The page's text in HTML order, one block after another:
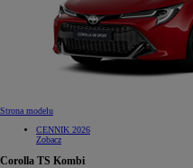
Strona modelu
CENNIK 2026
Zobacz
Corolla TS Kombi